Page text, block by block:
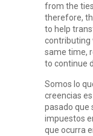
from the
therefore,
to help
contributing
same time,
to continue
Somos lo
creencias
pasado que
impuestos
que ocurra